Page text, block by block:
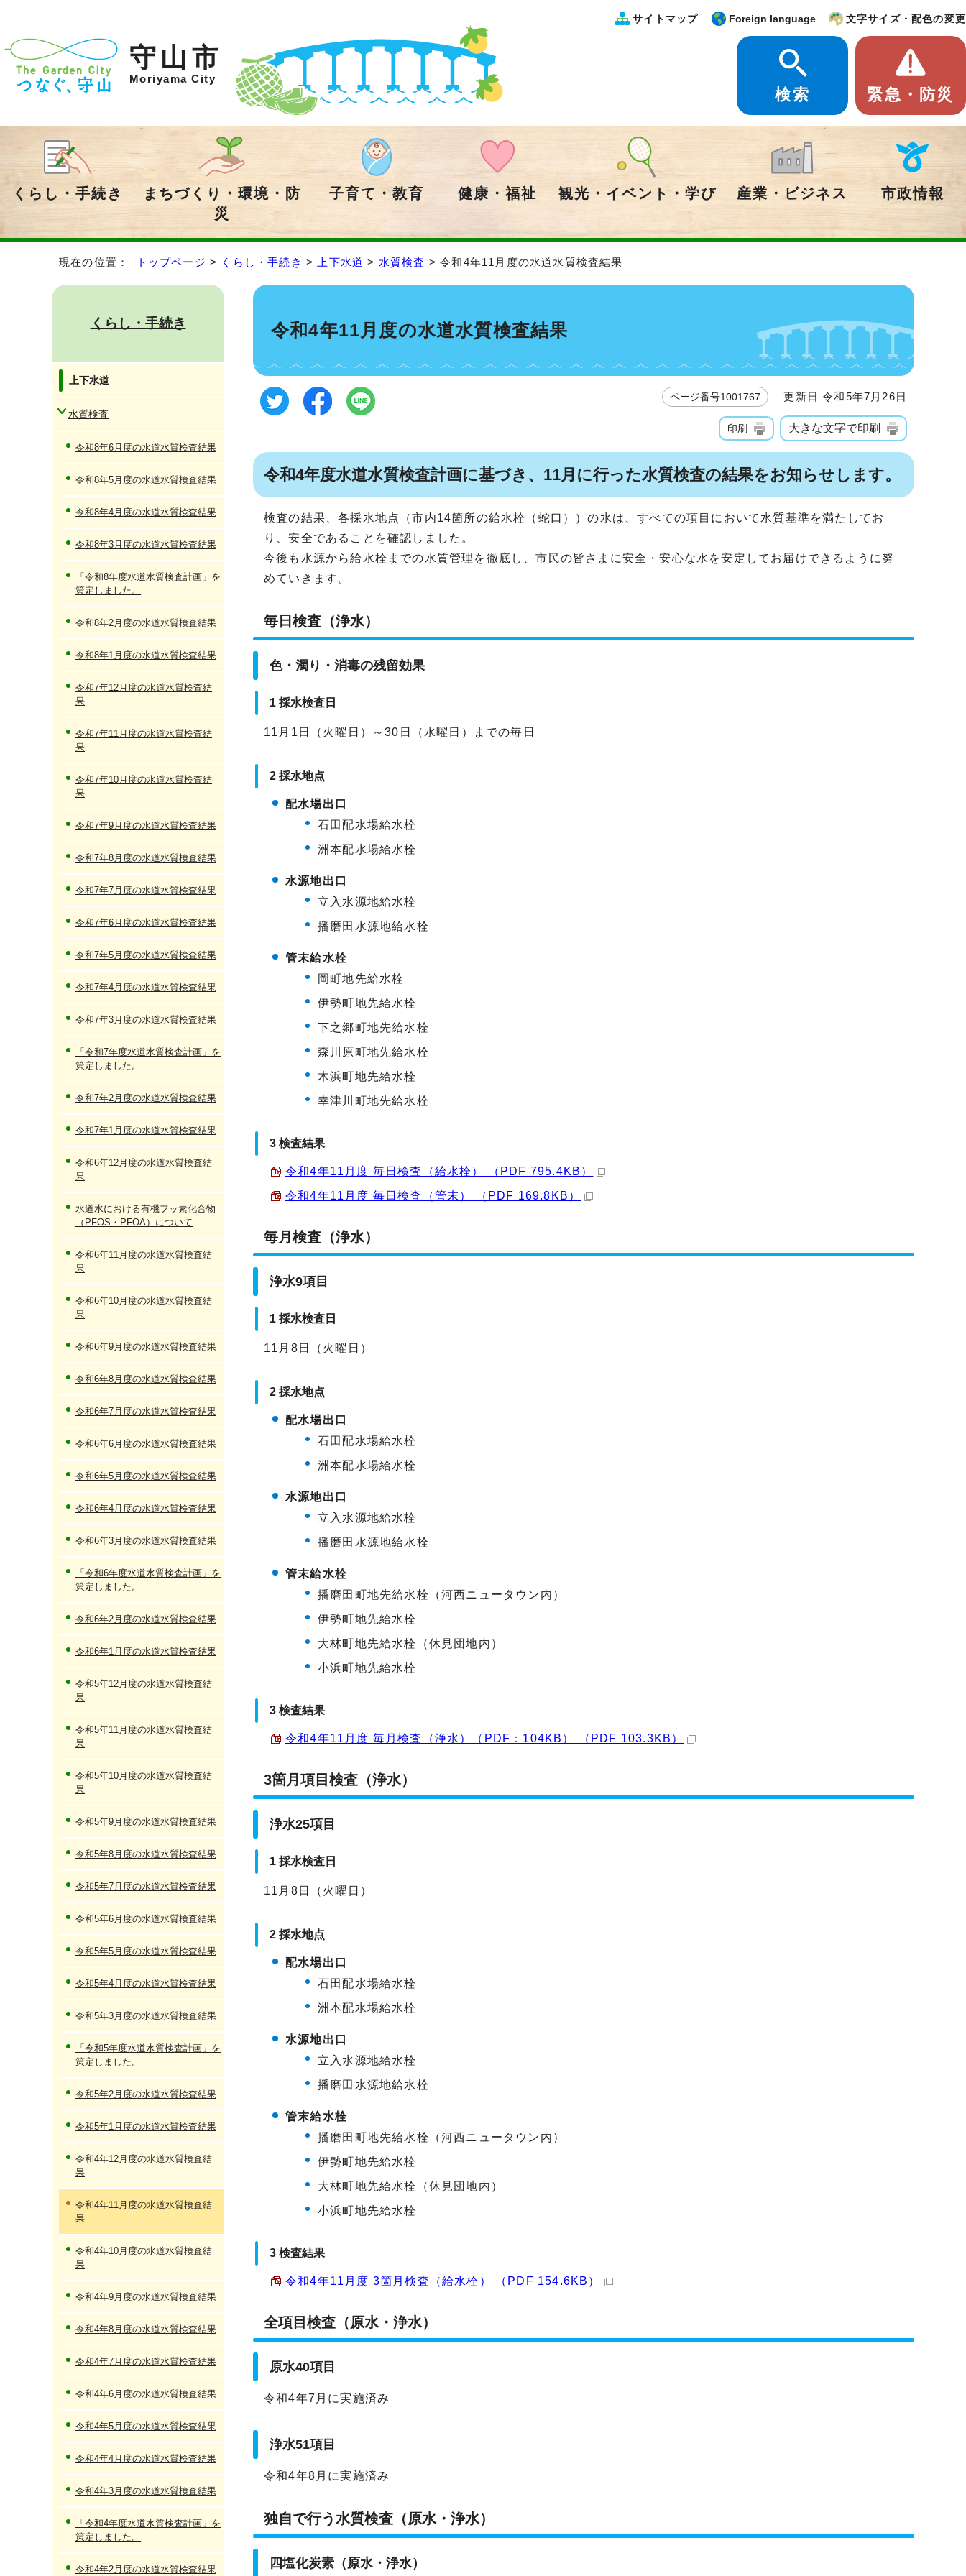
守山市
Moriyama City
サイトマップ Foreign language 文字サイズ・配色の変更
検索 緊急・防災
くらし・手続き
まちづくり・環境・防
災
子育て・教育 健康・福祉 観光・イベント・学び 産業・ビジネス 市政情報
現在の位置： トップページ > くらし・手続き > 上下水道 > 水質検査 > 令和4年11月度の水道水質検査結果
令和4年11月度の水道水質検査結果
ページ番号1001767 更新日 令和5年7月26日
印刷 大きな文字で印刷
令和4年度水道水質検査計画に基づき、11月に行った水質検査の結果をお知らせします。
検査の結果、各採水地点（市内14箇所の給水栓（蛇口））の水は、すべての項目において水質基準を満たしてお
り、安全であることを確認しました。
今後も水源から給水栓までの水質管理を徹底し、市民の皆さまに安全・安心な水を安定してお届けできるように努
めていきます。
毎日検査（浄水）
色・濁り・消毒の残留効果
1 採水検査日
11月1日（火曜日）～30日（水曜日）までの毎日
2 採水地点
配水場出口
石田配水場給水栓
洲本配水場給水栓
水源地出口
立入水源地給水栓
播磨田水源地給水栓
管末給水栓
岡町地先給水栓
伊勢町地先給水栓
下之郷町地先給水栓
森川原町地先給水栓
木浜町地先給水栓
幸津川町地先給水栓
3 検査結果
令和4年11月度 毎日検査（給水栓） （PDF 795.4KB）
令和4年11月度 毎日検査（管末） （PDF 169.8KB）
毎月検査（浄水）
浄水9項目
1 採水検査日
11月8日（火曜日）
2 採水地点
配水場出口
石田配水場給水栓
洲本配水場給水栓
水源地出口
立入水源地給水栓
播磨田水源地給水栓
管末給水栓
播磨田町地先給水栓（河西ニュータウン内）
伊勢町地先給水栓
大林町地先給水栓（休見団地内）
小浜町地先給水栓
3 検査結果
令和4年11月度 毎月検査（浄水）（PDF：104KB） （PDF 103.3KB）
3箇月項目検査（浄水）
浄水25項目
1 採水検査日
11月8日（火曜日）
2 採水地点
配水場出口
石田配水場給水栓
洲本配水場給水栓
水源地出口
立入水源地給水栓
播磨田水源地給水栓
管末給水栓
播磨田町地先給水栓（河西ニュータウン内）
伊勢町地先給水栓
大林町地先給水栓（休見団地内）
小浜町地先給水栓
3 検査結果
令和4年11月度 3箇月検査（給水栓） （PDF 154.6KB）
全項目検査（原水・浄水）
原水40項目
令和4年7月に実施済み
浄水51項目
令和4年8月に実施済み
独自で行う水質検査（原水・浄水）
四塩化炭素（原水・浄水）
くらし・手続き
上下水道
水質検査
令和8年6月度の水道水質検査結果
令和8年5月度の水道水質検査結果
令和8年4月度の水道水質検査結果
令和8年3月度の水道水質検査結果
「令和8年度水道水質検査計画」を
策定しました。
令和8年2月度の水道水質検査結果
令和8年1月度の水道水質検査結果
令和7年12月度の水道水質検査結
果
令和7年11月度の水道水質検査結
果
令和7年10月度の水道水質検査結
果
令和7年9月度の水道水質検査結果
令和7年8月度の水道水質検査結果
令和7年7月度の水道水質検査結果
令和7年6月度の水道水質検査結果
令和7年5月度の水道水質検査結果
令和7年4月度の水道水質検査結果
令和7年3月度の水道水質検査結果
「令和7年度水道水質検査計画」を
策定しました。
令和7年2月度の水道水質検査結果
令和7年1月度の水道水質検査結果
令和6年12月度の水道水質検査結
果
水道水における有機フッ素化合物
（PFOS・PFOA）について
令和6年11月度の水道水質検査結
果
令和6年10月度の水道水質検査結
果
令和6年9月度の水道水質検査結果
令和6年8月度の水道水質検査結果
令和6年7月度の水道水質検査結果
令和6年6月度の水道水質検査結果
令和6年5月度の水道水質検査結果
令和6年4月度の水道水質検査結果
令和6年3月度の水道水質検査結果
「令和6年度水道水質検査計画」を
策定しました。
令和6年2月度の水道水質検査結果
令和6年1月度の水道水質検査結果
令和5年12月度の水道水質検査結
果
令和5年11月度の水道水質検査結
果
令和5年10月度の水道水質検査結
果
令和5年9月度の水道水質検査結果
令和5年8月度の水道水質検査結果
令和5年7月度の水道水質検査結果
令和5年6月度の水道水質検査結果
令和5年5月度の水道水質検査結果
令和5年4月度の水道水質検査結果
令和5年3月度の水道水質検査結果
「令和5年度水道水質検査計画」を
策定しました。
令和5年2月度の水道水質検査結果
令和5年1月度の水道水質検査結果
令和4年12月度の水道水質検査結
果
令和4年11月度の水道水質検査結
果
令和4年10月度の水道水質検査結
果
令和4年9月度の水道水質検査結果
令和4年8月度の水道水質検査結果
令和4年7月度の水道水質検査結果
令和4年6月度の水道水質検査結果
令和4年5月度の水道水質検査結果
令和4年4月度の水道水質検査結果
令和4年3月度の水道水質検査結果
「令和4年度水道水質検査計画」を
策定しました。
令和4年2月度の水道水質検査結果